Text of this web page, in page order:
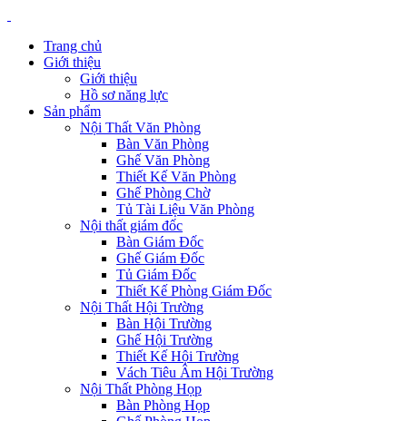
Trang chủ
Giới thiệu
Giới thiệu
Hồ sơ năng lực
Sản phẩm
Nội Thất Văn Phòng
Bàn Văn Phòng
Ghế Văn Phòng
Thiết Kế Văn Phòng
Ghế Phòng Chờ
Tủ Tài Liệu Văn Phòng
Nội thất giám đốc
Bàn Giám Đốc
Ghế Giám Đốc
Tủ Giám Đốc
Thiết Kế Phòng Giám Đốc
Nội Thất Hội Trường
Bàn Hội Trường
Ghế Hội Trường
Thiết Kế Hội Trường
Vách Tiêu Âm Hội Trường
Nội Thất Phòng Họp
Bàn Phòng Họp